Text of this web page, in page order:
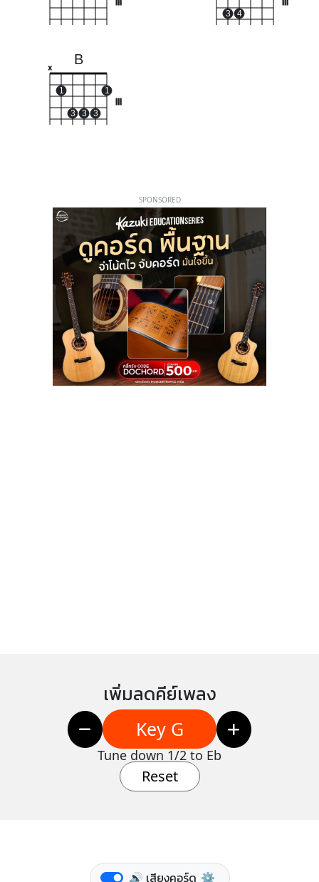
3 4
B
x
1
3 3 3
1
SPONSORED
เพิ่มลดคีย์เพลง
Key G
Tune down 1/2 to Eb
Reset
🔊 เสียงคอร์ด ⚙️